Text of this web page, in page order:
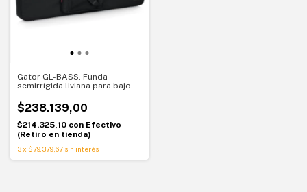
Gator GL-BASS. Funda
semirrígida liviana para bajo
$238.139,00
$214.325,10 con Efectivo
(Retiro en tienda)
3x $79.379,67 sin interés